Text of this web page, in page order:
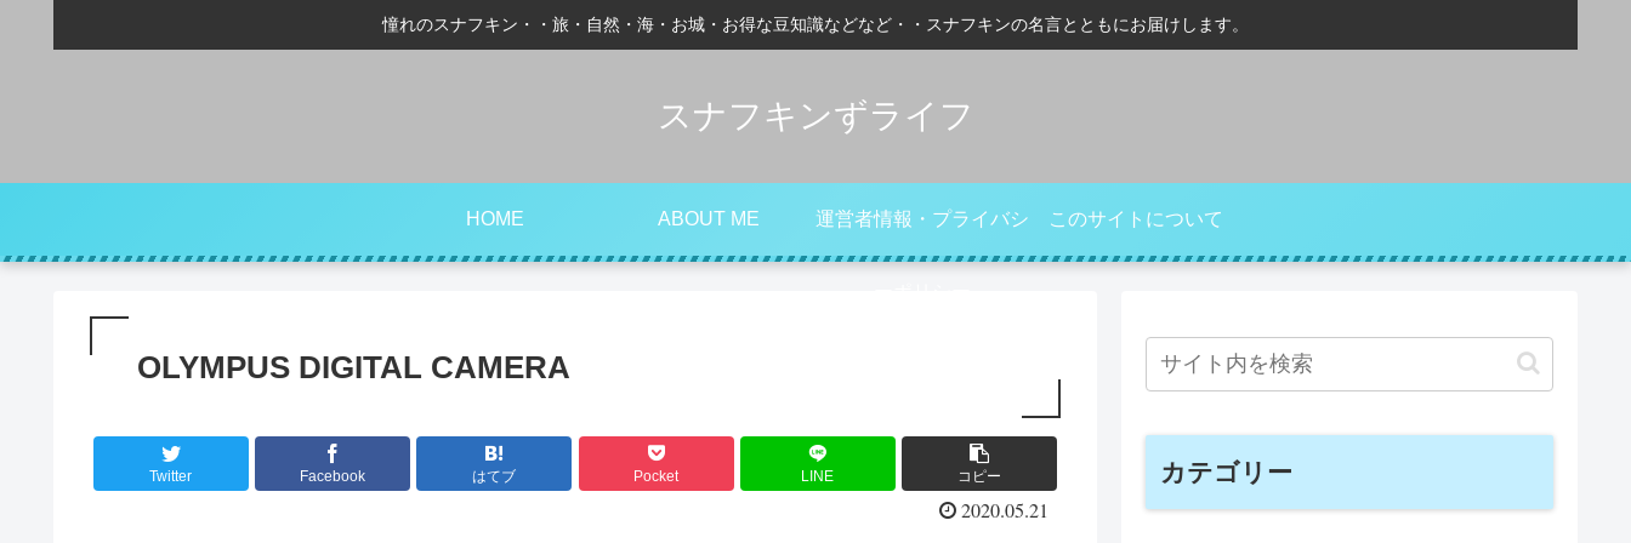
憧れのスナフキン・・旅・自然・海・お城・お得な豆知識などなど・・スナフキンの名言とともにお届けします。
スナフキンずライフ
HOME ABOUT ME 運営者情報・プライバシ このサイトについて
OLYMPUS DIGITAL CAMERA
Twitter Facebook はてブ Pocket LINE コピー
2020.05.21
カテゴリー